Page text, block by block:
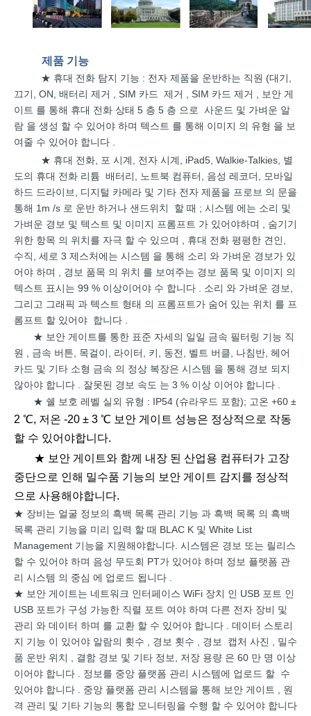
제품 기능
★ 휴대 전화 탐지 기능 : 전자 제품을 운반하는 직원 (대기,
끄기, ON, 배터리 제거 SIM 카드 제거 , SIM 카드 제거 , 보안 게
이트 를 통해 휴대 전화 상태 5 층 5 층 으로 사운드 및 가벼운 알
람 을 생성 할 수 있어야 하며 텍스트 를 통해 이미지 의 유형 을 보
여줄 수 있어야 합니다
★ 휴대 전화, 포 시계, 전자 시계, iPad5, Walkie-Talkies, 별
도의 휴대 전화 리튬 배터리, 노트북 컴퓨터, 음성 레코더,
모바일
하드 드라이브, 디지털 카메라 및 기타 전자 제품을 프로브 의 문을
통해 1m /s 로 운반 하거나 샌드위치 할 때 ; 시스템 에는 소리 및
가벼운 경보 및 텍스트 및 이미지 프롬프트 가 있어야하며
, 숨기기
위한 항목 의 위치를 ​​자극 할 수 있으며 휴대 전화 평평한 견인,
수직, 세로 3 제스처에는 시스템 을 통해 소리 와 가벼운 경보가 있
어야 하며 경보 품목 의 위치 를 ​​보여주는 경보 품목 및 이미지 의
텍스트 표시는 99 % 이상이어야 수 합니다 소리 와 가벼운 경보,
그리고 그래픽 과 텍스트 형태 의 프롬프트가 숨어 있는 위치 를 프
롬프트 할 있어야 합니다
★ 보안 게이트를 통한 표준 자세의 일일 금속 필터링 기능 직
원 , 금속 버튼, 목걸이, 라이터, 키, 동전, 벨트 버클, 나침반, 헤어
카드 및 기타 소형 금속 의 정상 복장은 시스템 을 통해 경보 되지
않아야 합니다 잘못된 경보 속도 는 3 % 이상 이어야 합니다
★ 쉘 보호 레벨 실외 유형 : IP54 (슈라우드 포함); 고온 +60 ±
2 ℃, 저온 -20 ± 3 ℃ 보안 게이트 성능은 정상적으로 작동
할 수 있어야합니다.
★ 보안 게이트와 함께 내장 된 산업용 컴퓨터가 고장
중단으로 인해 밀수품 기능의 보안 게이트 감지를 정상적
으로 사용해야합니다.
★ 장비는 얼굴 정보의 흑백 목록 관리 기능 과 흑백 목록 의 흑백
목록 관리 기능을 미리 입력 할 때 BLAC K 및 White List
Management 기능을 지원해야합니다. 시스템은 경보 또는 릴리스
할 수 있어야 하며 음성 무도회 PT가 있어야 하며 정보 플랫폼 관
리 시스템 의 중심 에 업로드 됩니다
★ 보안 게이트는 네트워크 인터페이스 WiFi 장치 인 USB 포트 인
USB 포트가 구성 가능한 직렬 포트 여야 하며 다른 전자 장비 및
관리 와 데이터 하며 를 교환 할 수 있어야 합니다 . 데이터 스토리
지 기능 이 있어야 알람의 횟수 , 경보 횟수 경보 캡처 사진
밀수
품 운반 위치 결함 경보 및 기타 정보, 저장 용량 은 60 만 명 이상
이어야 합니다 정보를 중앙 플랫폼 관리 시스템에 업로드 할 수
있어야 합니다 중앙 플랫폼 관리 시스템을 통해 보안 게이트
원
격 관리 및 기타 기능의 통합 모니터링을 수행 할 수 있어야 합니다